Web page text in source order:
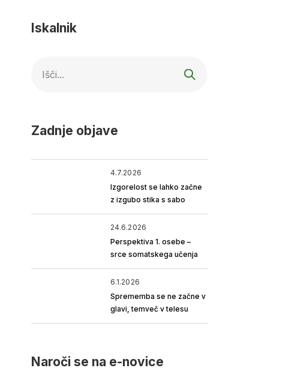
Iskalnik
Zadnje objave
4.7.2026
Izgorelost se lahko začne
z izgubo stika s sabo
24.6.2026
Perspektiva 1. osebe –
srce somatskega učenja
6.1.2026
Sprememba se ne začne v
glavi, temveč v telesu
Naroči se na e-novice